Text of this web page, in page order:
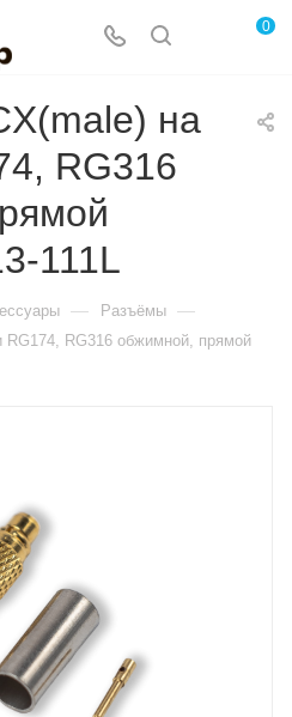
0
на
RG316
111L
— Разъёмы —
RG174, RG316 обжимной, прямой